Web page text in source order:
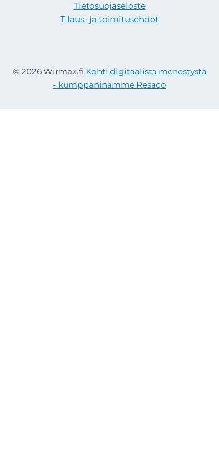
Tietosuojaseloste
Tilaus- ja toimitusehdot
© 2026 Wirmax.fi Kohti digitaalista menestystä
- kumppaninamme Resaco